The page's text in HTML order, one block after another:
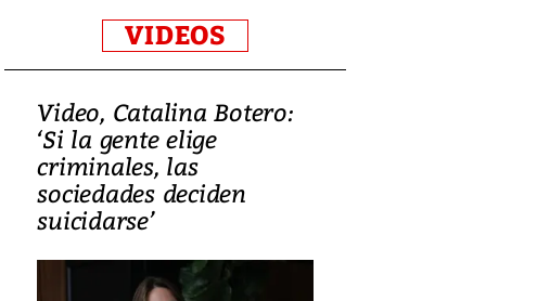
VIDEOS
Video, Catalina Botero:
‘Si la gente elige
criminales, las
sociedades deciden
suicidarse’